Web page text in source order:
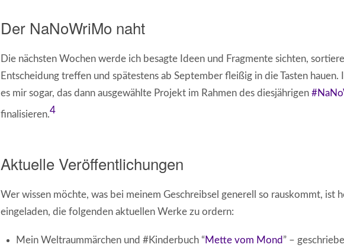
Der NaNoWriMo naht
Die nächsten Wochen werde ich besagte Ideen und Fragmente sichten,
Entscheidung treffen und spätestens ab September fleißig in die Tasten hauen.
es mir sogar, das dann ausgewählte Projekt im Rahmen des diesjährigen
finalisieren.4
Aktuelle Veröffentlichungen
Wer wissen möchte, was bei meinem Geschreibsel generell so rauskommt, ist
eingeladen, die folgenden aktuellen Werke zu ordern:
Mein Weltraummärchen und #Kinderbuch “ Mette vom Mond ” –